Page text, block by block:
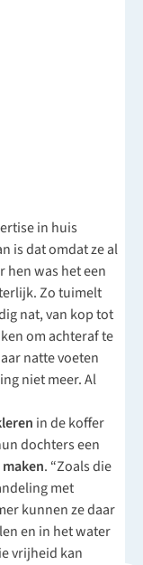
in huis
is dat omdat ze al
hen was het een
Zo tuimelt
nat, van kop tot
om achteraf te
natte voeten
niet meer. Al
in de koffer
dochters een
. “Zoals die
met
kunnen ze daar
en in het water
vrijheid kan